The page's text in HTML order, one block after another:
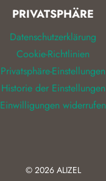
PRIVATSPHÄRE
Datenschutzerklärung
Cookie-Richtlinien
Privatsphäre-Einstellungen
Historie der Einstellungen
Einwilligungen widerrufen
© 2026 ALIZEL